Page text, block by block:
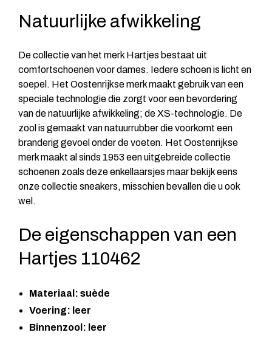
Natuurlijke afwikkeling
De collectie van het merk Hartjes bestaat uit
comfortschoenen voor dames. Iedere schoen is licht en
soepel. Het Oostenrijkse merk maakt gebruik van een
speciale technologie die zorgt voor een bevordering
van de natuurlijke afwikkeling; de XS-technologie. De
zool is gemaakt van natuurrubber die voorkomt een
branderig gevoel onder de voeten. Het Oostenrijkse
merk maakt al sinds 1953 een uitgebreide collectie
schoenen zoals deze enkellaarsjes maar bekijk eens
onze collectiesneakers, misschien bevallen die u ook
wel.
De eigenschappen van een
Hartjes 110462
Materiaal: suède
Voering: leer
Binnenzool: leer